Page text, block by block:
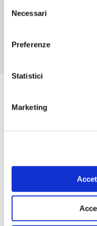
delNecessari
Preferenze
Statistici
Marketing
Chiusura: sempre aperto